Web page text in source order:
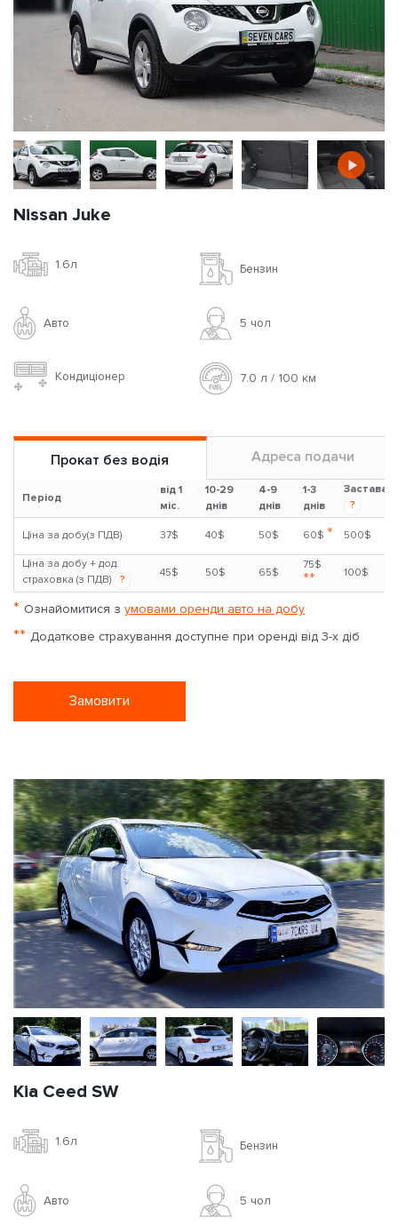
Nissan Juke
1.6л Бензин
Авто 5 чoл
Кондиціонер 7.0 л / 100 км
Прокат без водія Адреса подачи
Період
від 1
міс.
10-29
днів
4-9
днів
1-3
днів
Застава
?
Ціна за добу(з ПДВ) 37$ 40$ 50$ 60$ * 500$
Ціна за добу + дод.
страховка (з ПДВ)
?
45$ 50$ 65$
75$
** 100$
* Ознайомитися з умовами оренди авто на добу
** Додаткове страхування доступне при оренді від 3-х діб
Замовити
Kia Ceed SW
1.6л Бензин
Авто 5 чoл